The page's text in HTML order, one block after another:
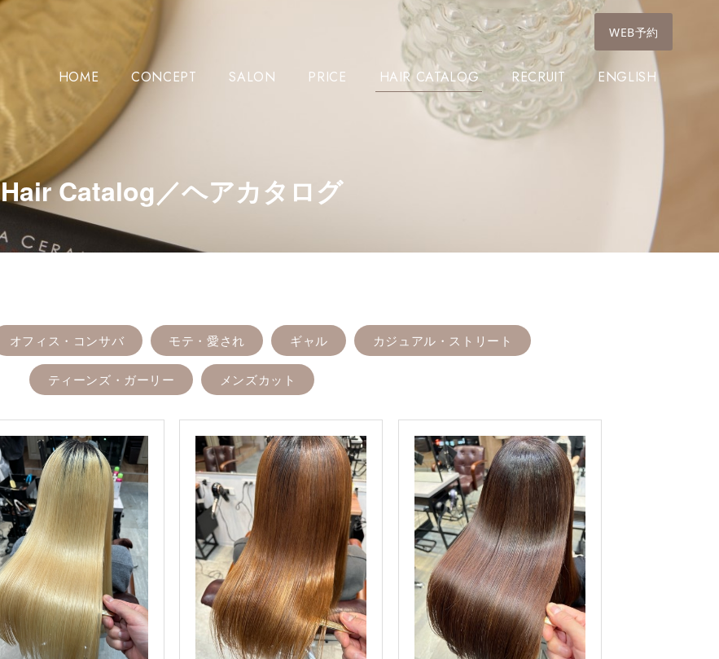
Hair Catalog／ヘアカタログ
オフィス・コンサバ モテ・愛され ギャル カジュアル・ストリート
ティーンズ・ガーリー メンズカット
WEB予約
HOME CONCEPT SALON PRICE HAIR CATALOG RECRUIT ENGLISH